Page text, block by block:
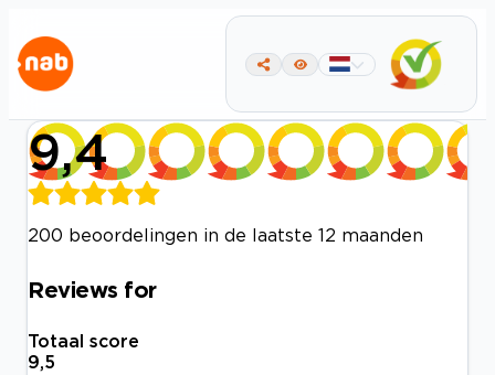
9,4
200 beoordelingen in de laatste 12 maanden
Reviews for
Totaal score
9,5